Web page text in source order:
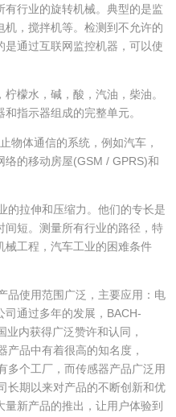
行业的旋转机械。典型的是监
，搅拌机等。检测到不允许的
通过互联网监控机器，可以使
檬水，碱，酸，汽油，柴油。
指示器组成的完整单元。
物体通信的系统，例如汽车，
的移动房屋(GSM / GPRS)和
的拉伸和压缩力。他们的专长是
短。测量所有行业的路径，特
械工程，汽车工业的困难条件
品使用范围广泛，主要应用：电
通过多年的发展，BACH-
业内获得广泛赞许和认同，
产品中有着很高的知名度，
多个工厂，而传感器产品广泛用
长期以来对产品的不断创新和优
新产品的推出，让用户体验到